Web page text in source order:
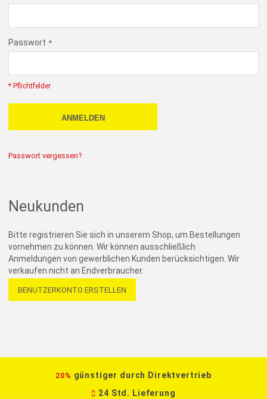
Passwort
* Pflichtfelder
ANMELDEN
Passwort vergessen?
Neukunden
Bitte registrieren Sie sich in unserem Shop, um Bestellungen
vornehmen zu können. Wir können ausschließlich
Anmeldungen von gewerblichen Kunden berücksichtigen. Wir
verkaufen nicht an Endverbraucher.
BENUTZERKONTO ERSTELLEN
20% günstiger durch Direktvertrieb
24 Std. Lieferung